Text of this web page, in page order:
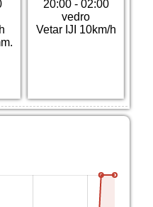
20:00 - 02:00
vedro
Vetar IJI 10km/h